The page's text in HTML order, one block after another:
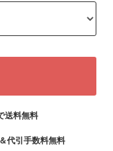
送料無料
代引手数料無料